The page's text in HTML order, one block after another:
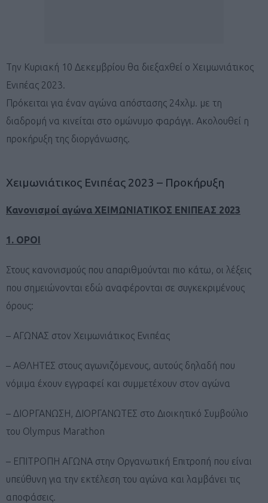
Την Κυριακή 10 Δεκεμβρίου θα διεξαχθεί ο Χειμωνιάτικος
Ενιπέας 2023.
Πρόκειται για έναν αγώνα απόστασης 24χλμ. με τη
διαδρομή να κινείται στο ομώνυμο φαράγγι. Ακολουθεί η
προκήρυξη της διοργάνωσης.
Χειμωνιάτικος Ενιπέας 2023 – Προκήρυξη
Κανονισμοί αγώνα ΧΕΙΜΩΝΙΑΤΙΚΟΣ ΕΝΙΠΕΑΣ 2023
1. ΟΡΟΙ
Στους κανονισμούς που απαριθμούνται πιο κάτω, οι λέξεις
που σημειώνονται εδώ αναφέρονται σε συγκεκριμένους
όρους:
– ΑΓΩΝΑΣ στον Χειμωνιάτικος Ενιπέας
– ΑΘΛΗΤΕΣ στους αγωνιζόμενους, αυτούς δηλαδή που
νόμιμα έχουν εγγραφεί και συμμετέχουν στον αγώνα
– ΔΙΟΡΓΑΝΩΣΗ, ΔΙΟΡΓΑΝΩΤΕΣ στο Διοικητικό Συμβούλιο
του Olympus Marathon
– ΕΠΙΤΡΟΠΗ ΑΓΩΝΑ στην Οργανωτική Επιτροπή που είναι
υπεύθυνη για την εκτέλεση του αγώνα και λαμβάνει τις
αποφάσεις.